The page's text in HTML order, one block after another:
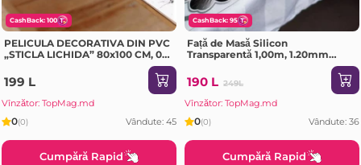
CashBack: 100
PELICULA DECORATIVA DIN PVC
„STICLA LICHIDA” 80x100 CM, 0.7
199 L
Vînzător: TopMag.md
0(0) Vândute: 45
Cumpără Rapid
CashBack: 95
Față de Masă Silicon
Transparentă 1,00m, 1.20mm
190 L 249L
Vînzător: TopMag.md
0(0) Vândute: 36
Cumpără Rapid